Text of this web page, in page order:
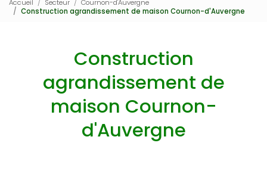
Accueil Secteur
Cournon-d'Auvergne
Construction agrandissement de maison Cournon-d'Auvergne
Construction
agrandissement de
maison Cournon-
d'Auvergne